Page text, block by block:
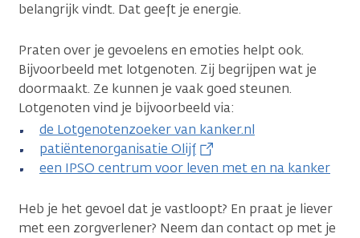
belangrijk vindt. Dat geeft je energie.
Praten over je gevoelens en emoties helpt ook.
Bijvoorbeeld met lotgenoten. Zij begrijpen wat je
doormaakt. Ze kunnen je vaak goed steunen.
Lotgenoten vind je bijvoorbeeld via:
de Lotgenotenzoeker van kanker.nl
patiëntenorganisatie Olijf
een IPSO centrum voor leven met en na kanker
Heb je het gevoel dat je vastloopt? En praat je liever
met een zorgverlener? Neem dan contact op met je